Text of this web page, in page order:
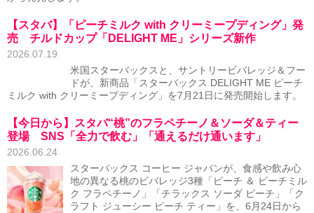
【スタバ】「ピーチミルク with クリーミープディング」発
売 チルドカップ「DELIGHT ME」シリーズ新作
2026.07.19
米国スターバックスと、サントリービバレッジ＆フー
ドが、新商品「スターバックス DELIGHT ME ピーチ
ミルク with クリーミープディング」を7月21日に発売開始します。
【今日から】スタバ“桃”のフラペチーノ＆ソーダ＆ティー
登場 SNS「全力で飲む」「通えるだけ通います」
2026.06.24
スターバックス コーヒー ジャパンが、食感や飲み心
地の異なる桃のビバレッジ3種「ピーチ ＆ ピーチミル
ク フラペチーノ」「チラックス ソーダ ピーチ」「ク
ラフト ジューシー ピーチ ティー」を、6月24日から